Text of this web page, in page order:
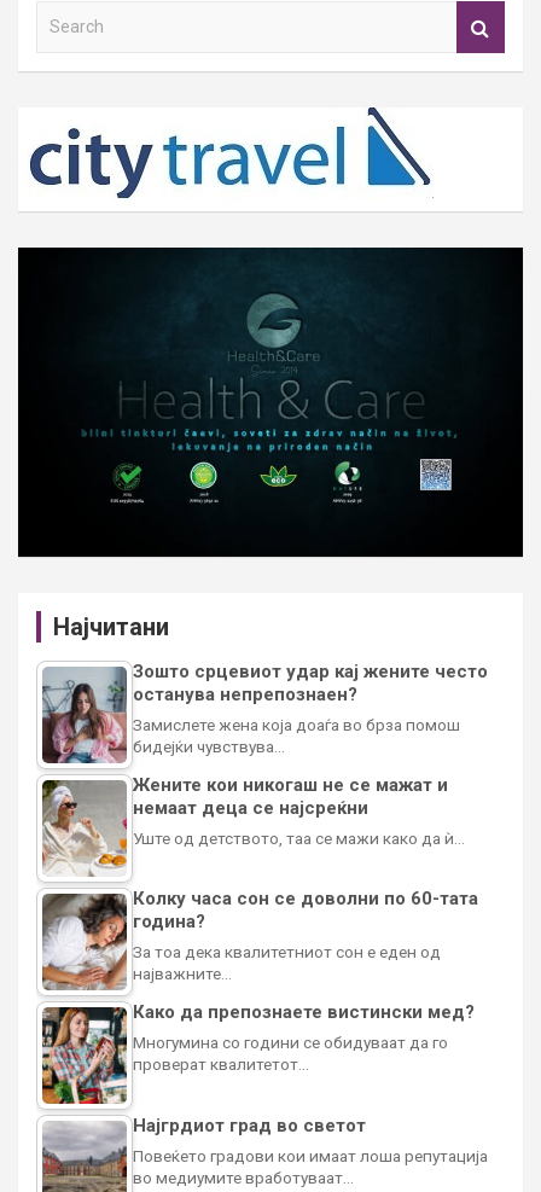
h
Најчитани
Зошто срцевиот удар кај жените често
останува непрепознаен?
Замислете жена која доаѓа во брза помош
бидејќи чувствува…
Жените кои никогаш не се мажат и
немаат деца се најсреќни
Уште од детството, таа се мажи како да ѝ…
Колку часа сон се доволни по 60-тата
година?
За тоа дека квалитетниот сон е еден од
најважните…
Како да препознаете вистински мед?
Многумина со години се обидуваат да го
проверат квалитетот…
Најгрдиот град во светот
Повеќето градови кои имаат лоша репутација
во медиумите вработуваат…